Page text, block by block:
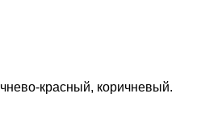
красный, коричневый.